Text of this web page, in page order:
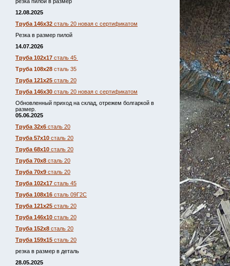
12.08.2025
Труба 146х32 сталь 20 новая с сертификатом
Резка в размер пилой
14.07.2026
Труба 102х17 сталь 45
Труба 108х28 сталь 35
Труба 121х25 сталь 20
Труба 146х30 сталь 20 новая с сертификатом
Обновленный приход на склад, отрежем болгаркой в
размер.
05.06.2025
Труба 32х6 сталь 20
Труба 57х10 сталь 20
Труба 68х10 сталь 20
Труба 70х8 сталь 20
Труба 70х9 сталь 20
Труба 102х17 сталь 45
Труба 108х16 сталь 09Г2С
Труба 121х25 сталь 20
Труба 146х10 сталь 20
Труба 152х8 сталь 20
Труба 159х15 сталь 20
резка в размер в деталь
28.05.2025